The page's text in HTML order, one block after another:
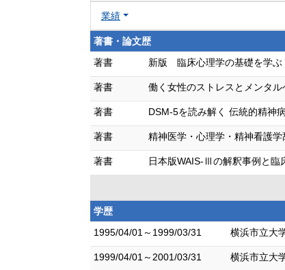
業績
著書・論文歴
著書
新版 臨床心理学の基礎を学
著書 働く女性のストレスとメンタ
著書 DSM-5を読み解く 伝統的精神
著書 精神医学・心理学・精神看護
著書 日本版WAIS-Ⅲの解釈事例と
学歴
1995/04/01～1999/03/31
横浜市立大
1999/04/01～2001/03/31 横浜市立大